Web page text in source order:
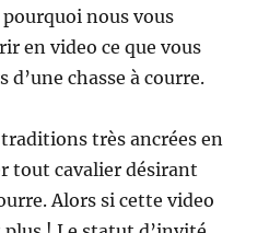
pourquoi nous vous
en video ce que vous
chasse à courre.
traditions très ancrées en
tout cavalier désirant
Alors si cette video